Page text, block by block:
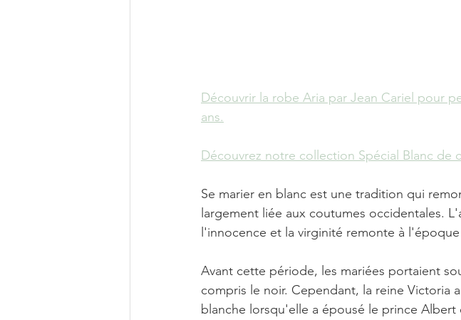
Découvrir la robe Aria par Jean Cariel pour
ans.
Découvrez notre collection Spécial Blanc de
Se marier en blanc est une tradition qui
largement liée aux coutumes occidentales.
l'innocence et la virginité remonte à
Avant cette période, les mariées portaient
compris le noir. Cependant, la reine Victoria
blanche lorsqu'elle a épousé le prince